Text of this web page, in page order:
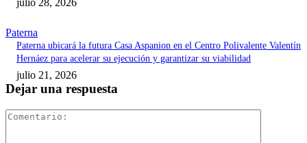
julio 28, 2026
Paterna
Paterna ubicará la futura Casa Aspanion en el Centro Polivalente Valentín
Hernáez para acelerar su ejecución y garantizar su viabilidad
julio 21, 2026
Dejar una respuesta